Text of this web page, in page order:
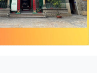
日 签发第26/GP-CBC号许可
范氏云英、杨文光、阮德显、